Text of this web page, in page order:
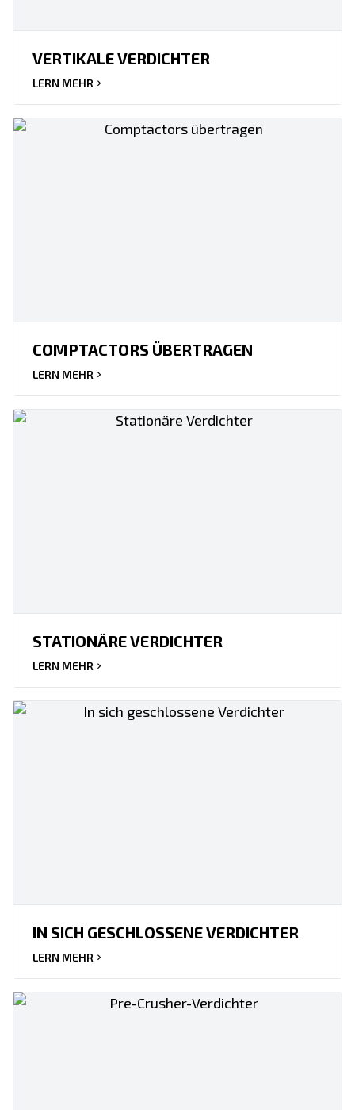
VERTIKALE VERDICHTER
LERN MEHR
COMPTACTORS ÜBERTRAGEN
LERN MEHR
STATIONÄRE VERDICHTER
LERN MEHR
IN SICH GESCHLOSSENE VERDICHTER
LERN MEHR